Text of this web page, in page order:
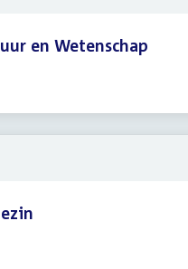
en Wetenschap